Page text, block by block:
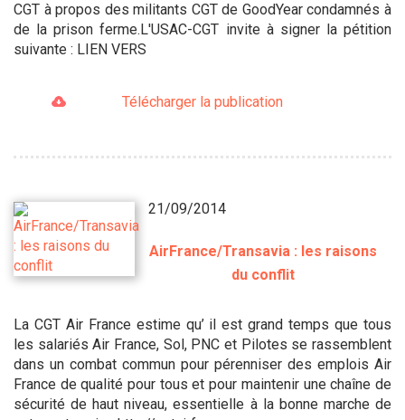
CGT à propos des militants CGT de GoodYear condamnés à
de la prison ferme.L'USAC-CGT invite à signer la pétition
suivante : LIEN VERS
Télécharger la publication
21/09/2014
AirFrance/Transavia : les raisons
du conflit
La CGT Air France estime qu’ il est grand temps que tous
les salariés Air France, Sol, PNC et Pilotes se rassemblent
dans un combat commun pour pérenniser des emplois Air
France de qualité pour tous et pour maintenir une chaîne de
sécurité de haut niveau, essentielle à la bonne marche de